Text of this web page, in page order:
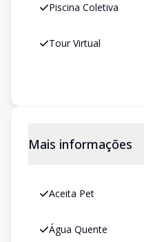
Piscina Coletiva
Tour Virtual
Mais informações
Aceita Pet
Água Quente